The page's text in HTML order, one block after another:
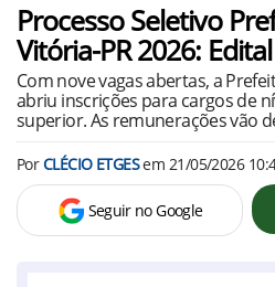
Processo Seletivo
Vitória-PR 2026:
Com nove vagas abertas, a
abriu inscrições para cargos de
superior. As remunerações vão
PorCLÉCIO ETGESem 21/05/2026
Seguir no Google